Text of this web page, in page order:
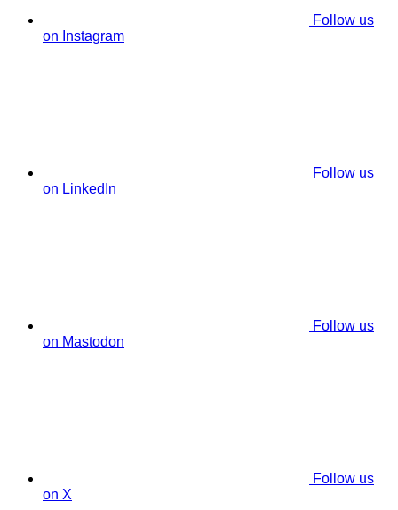
Follow us
on Instagram
Follow us
on LinkedIn
Follow us
on Mastodon
Follow us
on X